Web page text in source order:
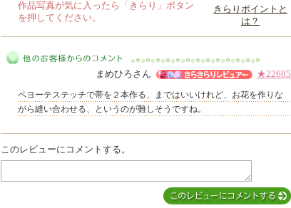
このレビューは参考になりましたか？
作品写真が気に入ったら「きらり」ボタン
を押してください。
きらりポイントと
は？
他のお客様からのコメント
まめひろさん ★22685
ペヨーテステッチで帯を２本作る、まではいいけれど、お花を作りな
がら縫い合わせる、というのが難しそうですね。
このレビューにコメントする。